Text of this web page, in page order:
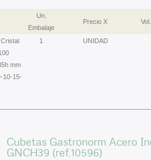
Un.
Embalaje
Precio X Vol.
mm
10-15-
1 UNIDAD
Cubetas Gastronorm Acero
GNCH39 (ref.10596)